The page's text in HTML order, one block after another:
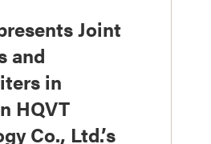
Joint
and
in
HQVT
Co., Ltd.’s